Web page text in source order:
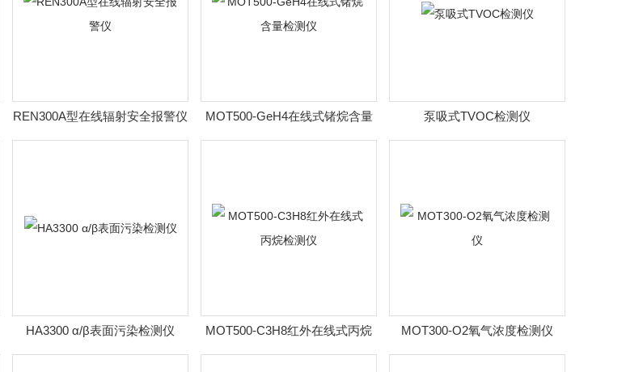
REN300A型在线辐射安全报警仪
MOT500-GeH4在线式锗烷含量
检测仪
泵吸式TVOC检测仪
HA3300 α/β表面污染检测仪
MOT500-C3H8红外在线式丙烷
检测仪
MOT300-O2氧气浓度检测仪